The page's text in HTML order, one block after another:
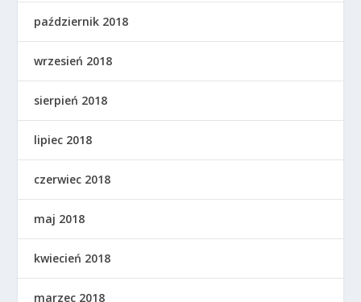
październik 2018
wrzesień 2018
sierpień 2018
lipiec 2018
czerwiec 2018
maj 2018
kwiecień 2018
marzec 2018